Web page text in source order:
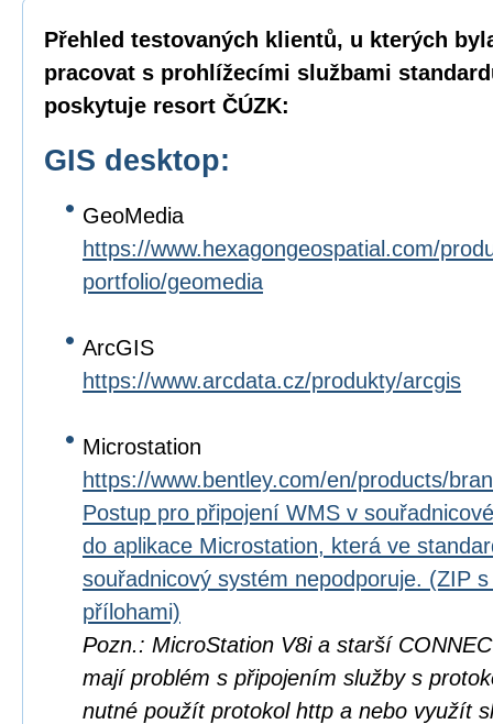
Přehled testovaných klientů, u kterých
pracovat s prohlížecími službami
poskytuje resort ČÚZK:
GIS desktop:
GeoMedia
https://www.hexagongeospatial.com/
portfolio/geomedia
ArcGIS
https://www.arcdata.cz/produkty/arcgis
Microstation
https://www.bentley.com/en/products/
Postup pro připojení WMS v
do aplikace Microstation, která ve
souřadnicový systém nepodporuje. (ZIP
přílohami)
Pozn.: MicroStation V8i a starší
mají problém s připojením služby s
nutné použít protokol http a nebo využít